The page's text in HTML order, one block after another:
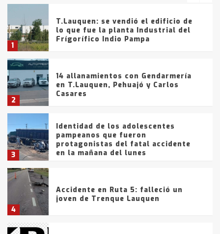
1
T.Lauquen: se vendió el edificio de
lo que fue la planta Industrial del
Frígorífico Indio Pampa
2
14 allanamientos con Gendarmería
en T.Lauquen, Pehuajó y Carlos
Casares
3
Identidad de los adolescentes
pampeanos que fueron
protagonistas del fatal accidente
en la mañana del lunes
4
Accidente en Ruta 5: falleció un
joven de Trenque Lauquen